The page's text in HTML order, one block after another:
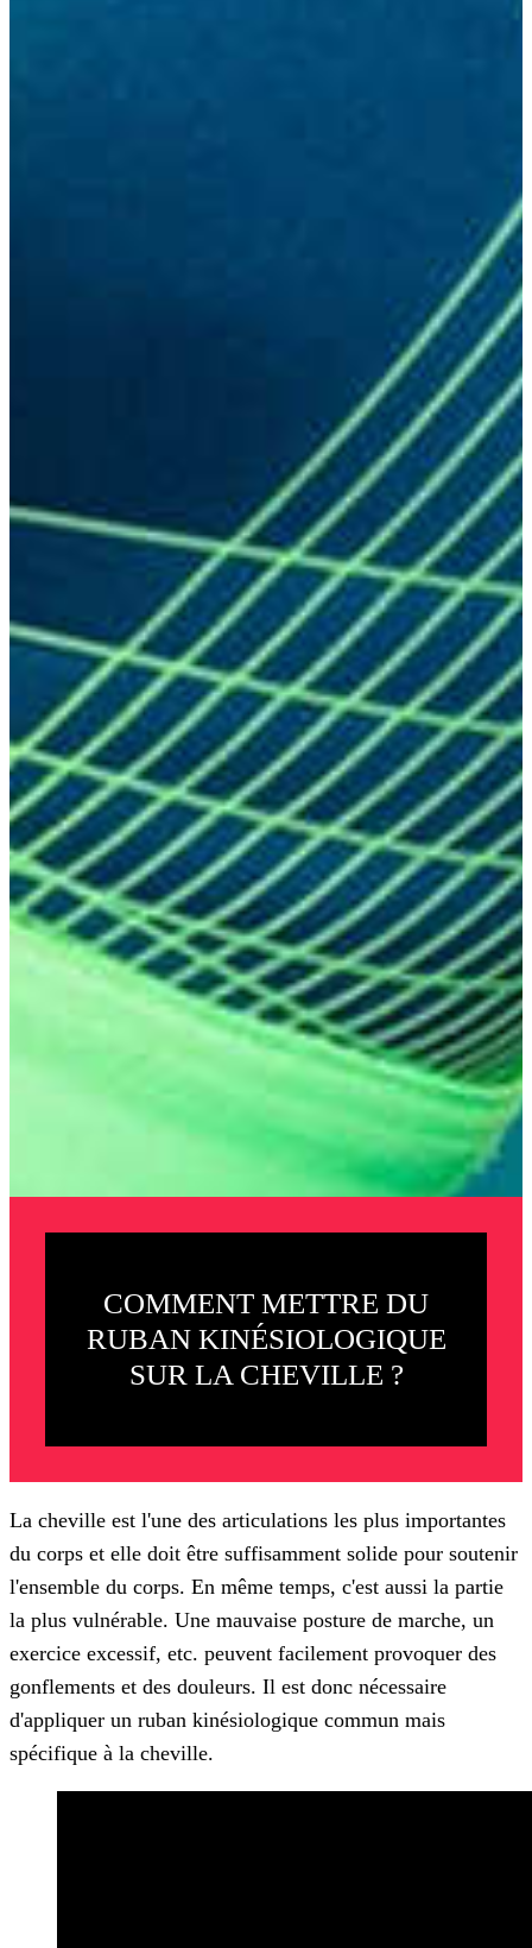
COMMENT METTRE DU
RUBAN KINÉSIOLOGIQUE
SUR LA CHEVILLE ?
La cheville est l'une des articulations les plus importantes
du corps et elle doit être suffisamment solide pour soutenir
l'ensemble du corps. En même temps, c'est aussi la partie
la plus vulnérable. Une mauvaise posture de marche, un
exercice excessif, etc. peuvent facilement provoquer des
gonflements et des douleurs. Il est donc nécessaire
d'appliquer un ruban kinésiologique commun mais
spécifique à la cheville.